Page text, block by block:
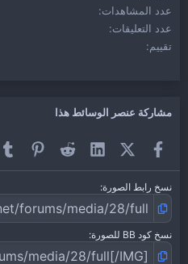
عدد المشاهدات
عدد التعليقات
تقييم
مشاركة عنصر الوسائط هذا
فيسبوكX (Twitter)
LinkedIn
Reddit
نسخ رابط الصورة
نسخ كود BB للصورة